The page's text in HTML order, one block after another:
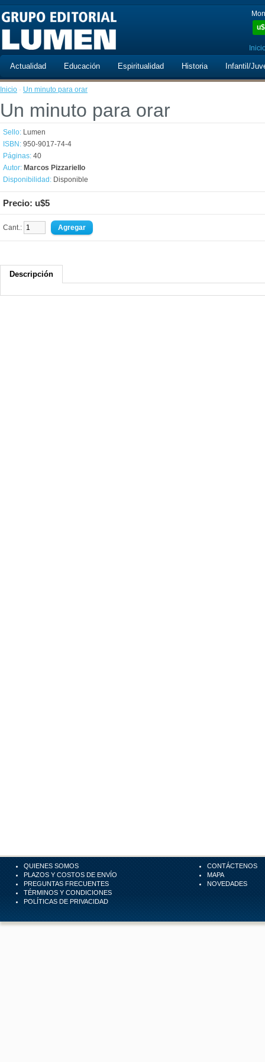
u$
Actualidad Educación Espiritualidad Historia Infantil/
Inicio · Un minuto para orar
Un minuto para orar
Sello: Lumen
ISBN: 950-9017-74-4
Páginas: 40
Autor: Marcos Pizzariello
Disponibilidad: Disponible
Precio: u$5
Cant.:
Descripción
QUIENES SOMOS
PLAZOS Y COSTOS DE ENVÍO
PREGUNTAS FRECUENTES
TÉRMINOS Y CONDICIONES
POLÍTICAS DE PRIVACIDAD
CONTÁCTENOS
MAPA
NOVEDADES